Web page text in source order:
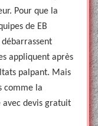
Pour que la
de EB
appliquent après
palpant. Mais
comme la
avec devis gratuit